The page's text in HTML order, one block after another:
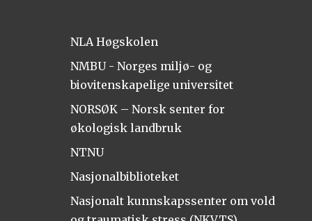
NLA Høgskolen
NMBU - Norges miljø- og
biovitenskapelige universitet
NORSØK – Norsk senter for
økologisk landbruk
NTNU
Nasjonalbiblioteket
Nasjonalt kunnskapssenter om vold